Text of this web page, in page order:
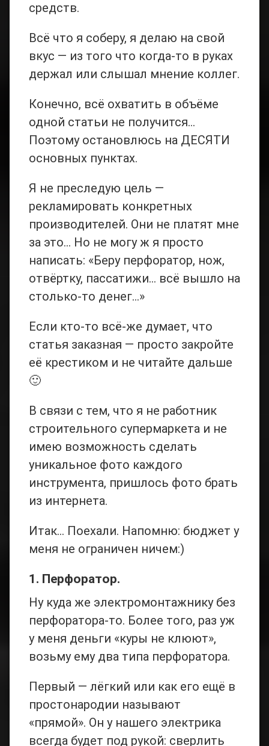
средств.
Всё что я соберу, я делаю на свой
вкус — из того что когда-то в руках
держал или слышал мнение коллег.
Конечно, всё охватить в объёме
одной статьи не получится…
Поэтому остановлюсь на ДЕСЯТИ
основных пунктах.
Я не преследую цель —
рекламировать конкретных
производителей. Они не платят мне
за это… Но не могу ж я просто
написать: «Беру перфоратор, нож,
отвёртку, пассатижи… всё вышло на
столько-то денег…»
Если кто-то всё-же думает, что
статья заказная — просто закройте
её крестиком и не читайте дальше
🙂
В связи с тем, что я не работник
строительного супермаркета и не
имею возможность сделать
уникальное фото каждого
инструмента, пришлось фото брать
из интернета.
Итак… Поехали. Напомню: бюджет у
меня не ограничен ничем:)
1. Перфоратор.
Ну куда же электромонтажнику без
перфоратора-то. Более того, раз уж
у меня деньги «куры не клюют»,
возьму ему два типа перфоратора.
Первый — лёгкий или как его ещё в
простонародии называют
«прямой». Он у нашего электрика
всегда будет под рукой: сверлить